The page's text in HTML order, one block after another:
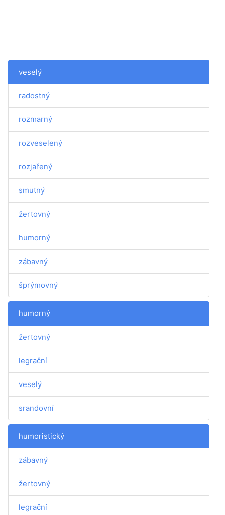
veselý
radostný
rozmarný
rozveselený
rozjařený
smutný
žertovný
humorný
zábavný
šprýmovný
humorný
žertovný
legrační
veselý
srandovní
humoristický
zábavný
žertovný
legrační